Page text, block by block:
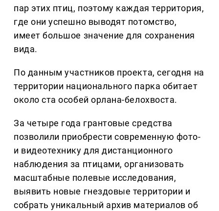
пар этих птиц, поэтому каждая территория,
где они успешно выводят потомство,
имеет большое значение для сохранения
вида.
По данным участников проекта, сегодня на
территории национального парка обитает
около ста особей орлана-белохвоста.
За четыре года грантовые средства
позволили приобрести современную фото-
и видеотехнику для дистанционного
наблюдения за птицами, организовать
масштабные полевые исследования,
выявить новые гнездовые территории и
собрать уникальный архив материалов об